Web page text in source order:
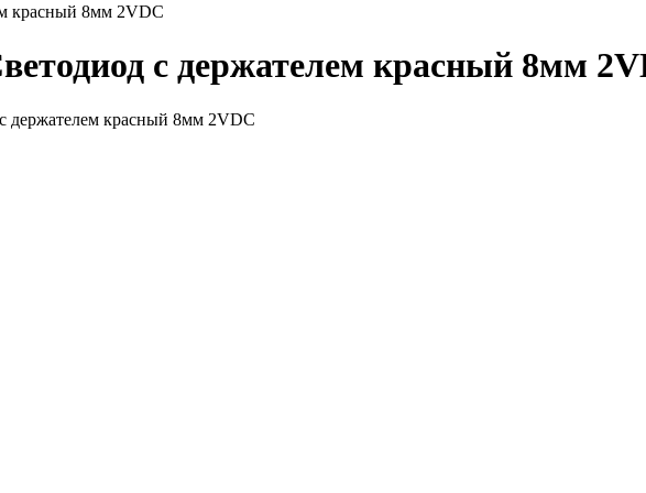
красный 8мм 2VDC
с держателем красный 8мм